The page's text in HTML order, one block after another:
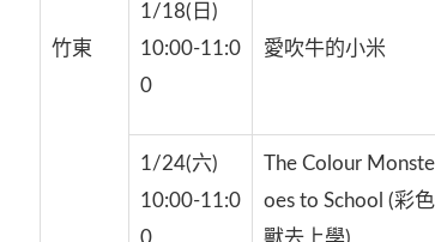
竹東
1/18(日)
10:00-11:0
0
愛吹牛的小米
1/24(六)
10:00-11:0
The Colour
oes to School (彩